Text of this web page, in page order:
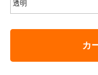
カ